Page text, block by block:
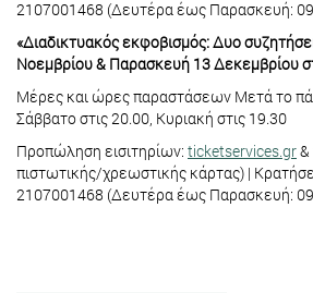
2107001468 (Δευτέρα έως Παρασκευή:
«Διαδικτυακός εκφοβισμός: Δυο
Νοεμβρίου & Παρασκευή 13 Δεκεμβρίου
Μέρες και ώρες παραστάσεων Μετά το
Σάββατο στις 20.00, Κυριακή στις 19.30
Προπώληση εισιτηρίων: ticketservices.gr
πιστωτικής/χρεωστικής κάρτας) |
2107001468 (Δευτέρα έως Παρασκευή: